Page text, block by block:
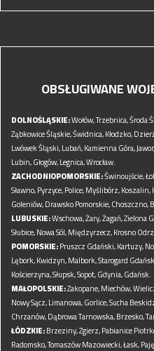
OBSŁUGIWANE
DOLNOŚLĄSKIE:Wołów,Trzebnica,Środa
Ząbkowice Śląskie,Świdnica,Kłodzko,
Lwówek Śląski,Lubań,Kamienna Góra,Jawor,
Lubin,Głogów,Legnica,Wrocław.
ZACHODNIOPOMORSKIE:Świnoujście,
Sławno,Pyrzyce,Police,Myślibórz,Koszalin,
Goleniów,Drawsko Pomorskie,Choszczno,
LUBUSKIE:Wschowa,Żary,Żagań,Zielona
Słubice,Nowa Sól,Międzyrzecz,Krosno
POMORSKIE:Pruszcz Gdański,Kartuzy,
Lębork,Kwidzyn,Malbork,Starogard
Kościerzyna,Słupsk,Sopot,Gdynia,Gdańsk.
MAŁOPOLSKIE:Zakopane,Miechów,
Nowy Sącz,Limanowa,Gorlice,Sucha
Chrzanów,Dąbrowa Tarnowska,Brzesko,
ŁÓDZKIE:Brzeziny,Zgierz,Pabianice
Radomsko,Tomaszów Mazowiecki,Łask,